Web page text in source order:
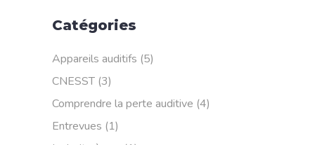
Catégories
Appareils auditifs (5)
CNESST (3)
Comprendre la perte auditive (4)
Entrevues (1)